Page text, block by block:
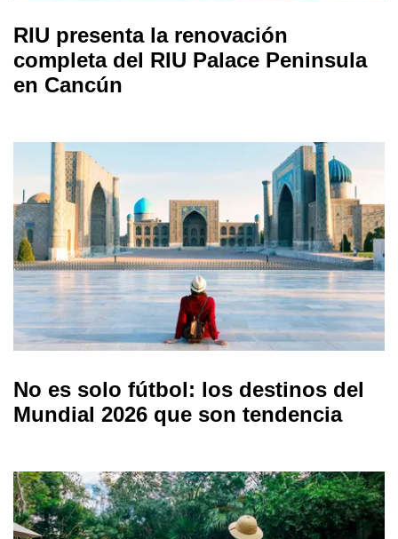
RIU presenta la renovación
completa del RIU Palace Peninsula
en Cancún
No es solo fútbol: los destinos del
Mundial 2026 que son tendencia